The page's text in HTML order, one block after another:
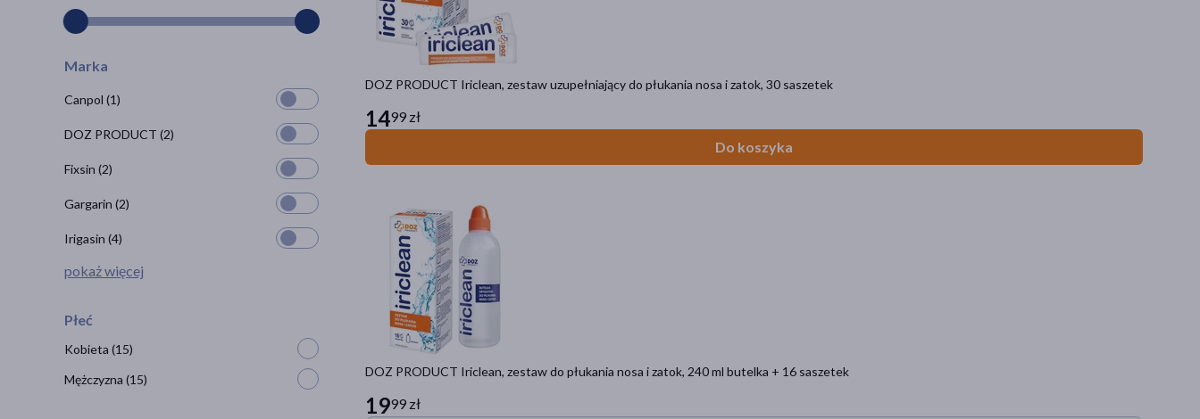
DOZ PRODUCT Iriclean, zestaw uzupełniający do płukania nosa i zatok, 30 saszetek
1499 zł
Do koszyka
DOZ PRODUCT Iriclean, zestaw do płukania nosa i zatok, 240 ml butelka + 16 saszetek
1999 zł
Marka
Canpol (1)
DOZ PRODUCT (2)
Fixsin (2)
Gargarin (2)
Irigasin (4)
pokaż więcej
Płeć
Kobieta (15)
Mężczyzna (15)